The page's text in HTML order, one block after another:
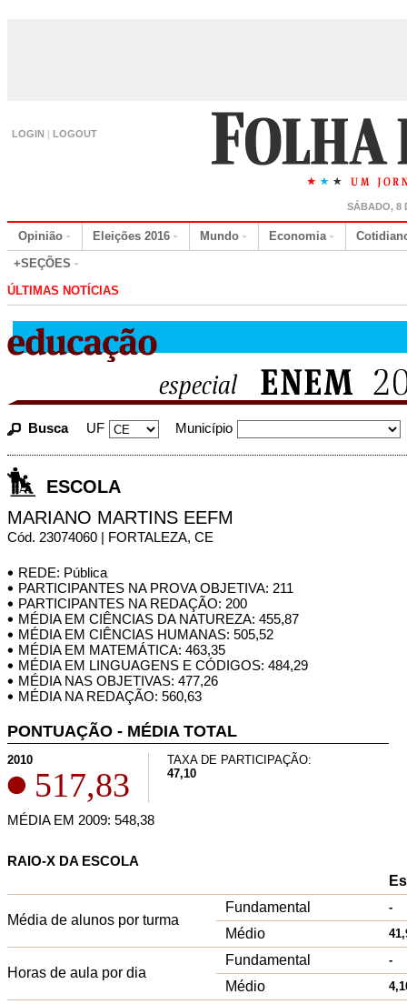
LOGIN | LOGOUT
SÁBADO, 8
Opinião Eleições 2016 Mundo Economia
+SEÇÕES
ÚLTIMAS NOTÍCIAS
Busca UF Município
ESCOLA
MARIANO MARTINS EEFM
Cód. 23074060 | FORTALEZA, CE
REDE: Pública
PARTICIPANTES NA PROVA OBJETIVA: 211
PARTICIPANTES NA REDAÇÃO: 200
MÉDIA EM CIÊNCIAS DA NATUREZA: 455,87
MÉDIA EM CIÊNCIAS HUMANAS: 505,52
MÉDIA EM MATEMÁTICA: 463,35
MÉDIA EM LINGUAGENS E CÓDIGOS: 484,29
MÉDIA NAS OBJETIVAS: 477,26
MÉDIA NA REDAÇÃO: 560,63
PONTUAÇÃO - MÉDIA TOTAL
2010
517,83
TAXA DE PARTICIPAÇÃO:
47,10
MÉDIA EM 2009: 548,38
RAIO-X DA ESCOLA
Média de alunos por turma
Fundamental -
Médio
Horas de aula por dia
Fundamental -
Médio